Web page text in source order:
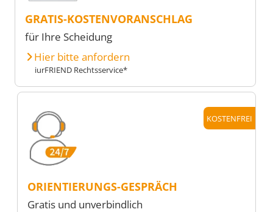
GRATIS-KOSTENVORANSCHLAG
für Ihre Scheidung
Hier bitte anfordern
iurFRIEND Rechtsservice*
KOSTENFREI
ORIENTIERUNGS-GESPRÄCH
Gratis und unverbindlich